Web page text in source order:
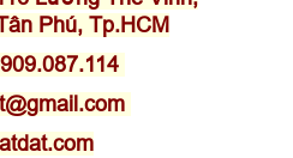
Phú, Tp.HCM